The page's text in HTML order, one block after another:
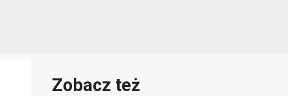
Zobacz też